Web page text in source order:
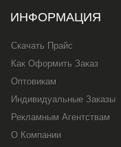
ИНФОРМАЦИЯ
Скачать Прайс
Как Оформить Заказ
Оптовикам
Индивидуальные Заказы
Рекламным Агентствам
О Компании